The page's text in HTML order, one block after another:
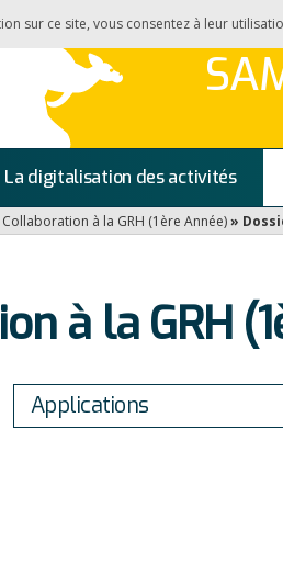
La digitalisation des activités
Collaboration à la GRH (1ère Année)»
à la GRH
Applications
sur ce site, vous consentez à leur